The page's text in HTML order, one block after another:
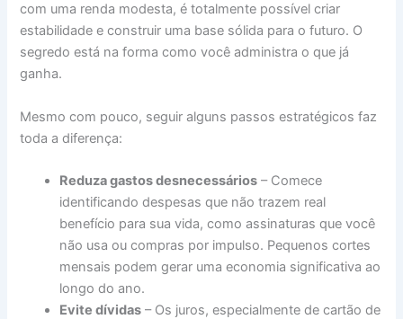
com uma renda modesta, é totalmente possível criar
estabilidade e construir uma base sólida para o futuro. O
segredo está na forma como você administra o que já
ganha.
Mesmo com pouco, seguir alguns passos estratégicos faz
toda a diferença:
Reduza gastos desnecessários – Comece
identificando despesas que não trazem real
benefício para sua vida, como assinaturas que você
não usa ou compras por impulso. Pequenos cortes
mensais podem gerar uma economia significativa ao
longo do ano.
Evite dívidas – Os juros, especialmente de cartão de